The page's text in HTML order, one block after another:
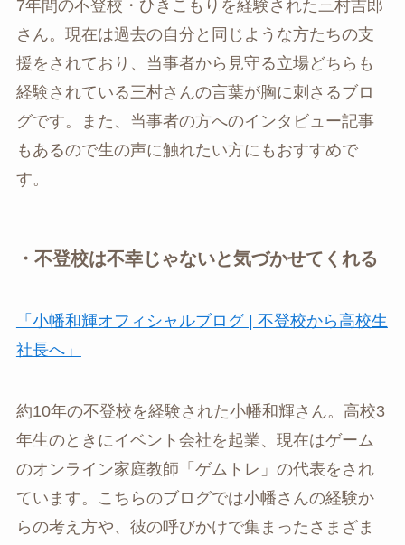
7年間の不登校・ひきこもりを経験された三村吉郎
さん。現在は過去の自分と同じような方たちの支
援をされており、当事者から見守る立場どちらも
経験されている三村さんの言葉が胸に刺さるブロ
グです。また、当事者の方へのインタビュー記事
もあるので生の声に触れたい方にもおすすめで
す。
・不登校は不幸じゃないと気づかせてくれる
「小幡和輝オフィシャルブログ | 不登校から高校生
社長へ」
約10年の不登校を経験された小幡和輝さん。高校3
年生のときにイベント会社を起業、現在はゲーム
のオンライン家庭教師「ゲムトレ」の代表をされ
ています。こちらのブログでは小幡さんの経験か
らの考え方や、彼の呼びかけで集まったさまざま